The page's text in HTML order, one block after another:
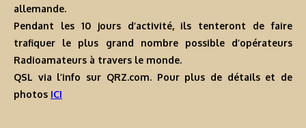
allemande.
Pendant les 10 jours d’activité, ils tenteront de faire
trafiquer le plus grand nombre possible d’opérateurs
Radioamateurs à travers le monde.
QSL via l’info sur QRZ.com. Pour plus de détails et de
photos ICI